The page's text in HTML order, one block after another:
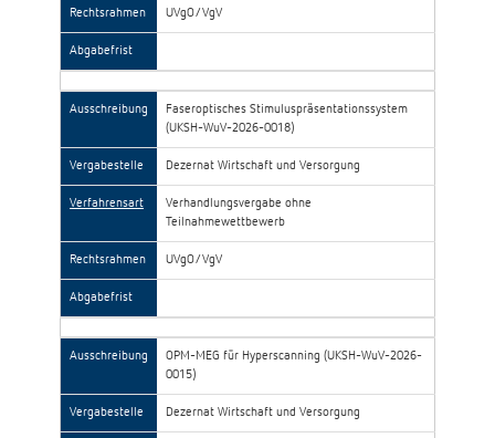
Rechtsrahmen UVgO/VgV
Abgabefrist
Ausschreibung
Faseroptisches Stimuluspräsentationssystem
(UKSH-WuV-2026-0018)
Vergabestelle Dezernat Wirtschaft und Versorgung
Verfahrensart
Verhandlungsvergabe ohne
Teilnahmewettbewerb
Rechtsrahmen UVgO/VgV
Abgabefrist
Ausschreibung
OPM-MEG für Hyperscanning (UKSH-WuV-2026-
0015)
Vergabestelle Dezernat Wirtschaft und Versorgung